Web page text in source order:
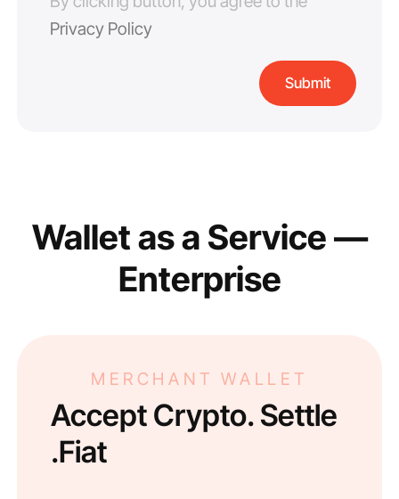
Privacy Policy
Wallet as a Service —
Enterprise
MERCHANT WALLET
Accept Crypto. Settle
Fiat.